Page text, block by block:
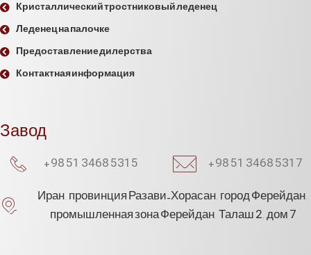
Кристаллический тростниковый леденец
Леденец на палочке
Предоставление дилерства
Контактная информация
Завод
+98 51 3468 5315 +98 51 3468 5317
Иран, провинция Разави-Хорасан, город Ферейдан,
промышленная зона Ферейдан, Талаш 2, дом 7